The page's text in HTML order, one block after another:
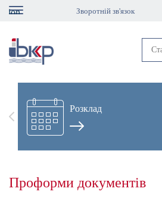
Skip
content
Зворотній зв'язок
Run search
Розклад
Previous
Проформи документів